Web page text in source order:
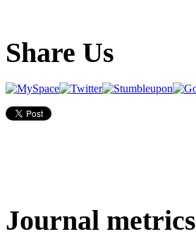
Share Us
Journal metrics